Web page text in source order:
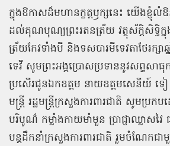
ក្នុងឱកាសដ៏មហានក្ខត្តឫក្សនេះ យើងខ្ញុំលំ
ដល់គុណបុណ្យព្រះរតនត្រ័យ វត្ថុស័ក្ដិសិទ្ធិ
ត្រ័យកែវទាំងបី និងទសបារមីទេវតាថែរក្សាឆ្
ទេវី សូមព្រះអង្គប្រោសប្រទាននូវសព្ទសាធុ
ប្រសើរជូនឯកឧត្ដម នាយឧត្ដមសេនីយ៍ ទ
មន្ត្រី រដ្ឋមន្ត្រីក្រសួងការពារជាតិ សូមប្រ
បរិបូណ៌ កម្លាំងកាយមាំមួន ប្រាជ្ញាឈ្លាសវ
បន្តដឹកនាំក្រសួងការពារជាតិ រួមចំណែកជា